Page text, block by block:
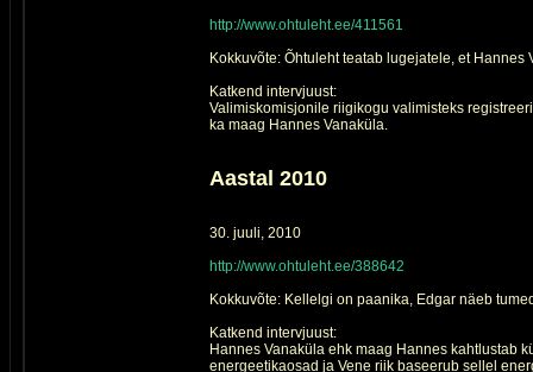
http://www.ohtuleht.ee/411561
Kokkuvõte: Õhtuleht teatab lugejatele, et
Katkend intervjuust:
Valimiskomisjonile riigikogu valimisteks
ka maag Hannes Vanaküla.
Aastal 2010
30. juuli, 2010
http://www.ohtuleht.ee/388642
Kokkuvõte: Kellelgi on paanika, Edgar näeb
Katkend intervjuust:
Hannes Vanaküla ehk maag Hannes kahtlustab
energeetikaosad ja Vene riik baseerub sellel